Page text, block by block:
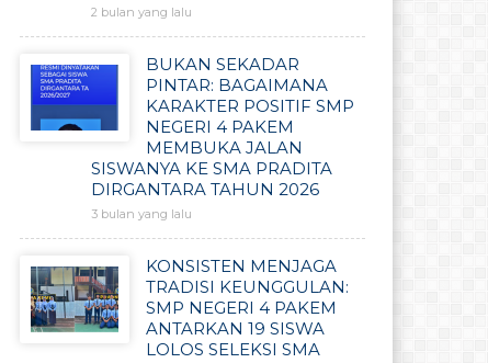
2 bulan yang lalu
BUKAN SEKADAR
PINTAR: BAGAIMANA
KARAKTER POSITIF SMP
NEGERI 4 PAKEM
MEMBUKA JALAN
SISWANYA KE SMA PRADITA
DIRGANTARA TAHUN 2026
3 bulan yang lalu
KONSISTEN MENJAGA
TRADISI KEUNGGULAN:
SMP NEGERI 4 PAKEM
ANTARKAN 19 SISWA
LOLOS SELEKSI SMA